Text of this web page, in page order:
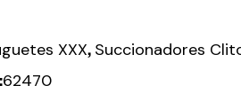
XXX, Succionadores
62470